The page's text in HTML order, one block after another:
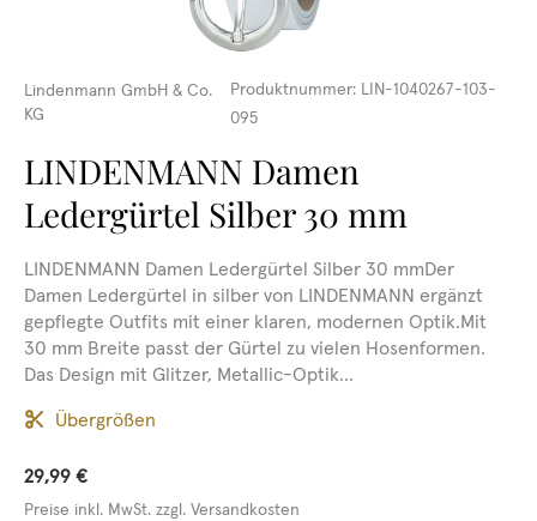
Lindenmann GmbH & Co.
KG
Produktnummer: LIN-1040267-103-
095
LINDENMANN Damen
Ledergürtel Silber 30 mm
LINDENMANN Damen Ledergürtel Silber 30 mmDer
Damen Ledergürtel in silber von LINDENMANN ergänzt
gepflegte Outfits mit einer klaren, modernen Optik.Mit
30 mm Breite passt der Gürtel zu vielen Hosenformen.
Das Design mit Glitzer, Metallic-Optik...
Übergrößen
29,99 €
Preise inkl. MwSt. zzgl. Versandkosten